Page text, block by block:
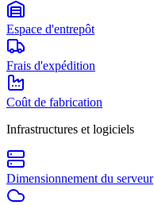
Espace d'entrepôt
Frais d'expédition
Coût de fabrication
Infrastructures et logiciels
Dimensionnement du serveur